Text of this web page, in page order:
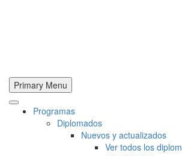
Primary Menu
Programas
Diplomados
Nuevos y actualizados
Ver todos los